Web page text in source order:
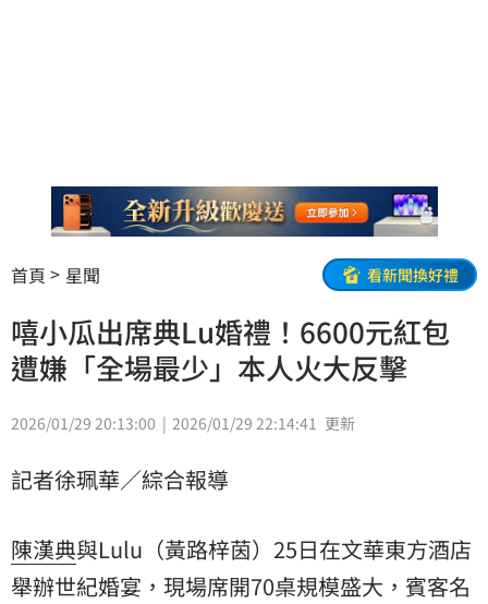
首頁 星聞 看新聞換好禮
嘻小瓜出席典Lu婚禮！6600元紅包
遭嫌「全場最少」本人火大反擊
2026/01/29 20:13:00 2026/01/29 22:14:41 更新
記者徐珮華／綜合報導
陳漢典與Lulu（黃路梓茵）25日在文華東方酒店
舉辦世紀婚宴，現場席開70桌規模盛大，賓客名